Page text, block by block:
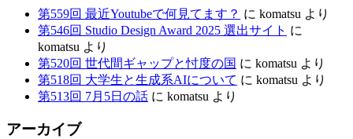
選
第559回 最近Youtubeで何見てます？ に komatsu より
第546回 Studio Design Award 2025 選出サイト に
komatsu より
第520回 世代間ギャップと忖度の国 に komatsu より
第518回 大学生と生成系AIについて に komatsu より
第513回 7月5日の話 に komatsu より
アーカイブ